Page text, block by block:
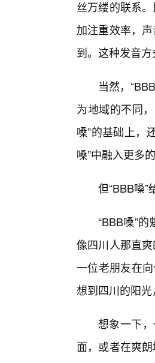
丝万缕的联系
加注重效率，
到。这种发音
当然，
为地域的不同
嗓”的基础上，
嗓”中融入更多
但“BBB嗓
“BBB嗓”
像四川人那直
一位老朋友在
想到四川的阳
想象一下
面，或者在爽